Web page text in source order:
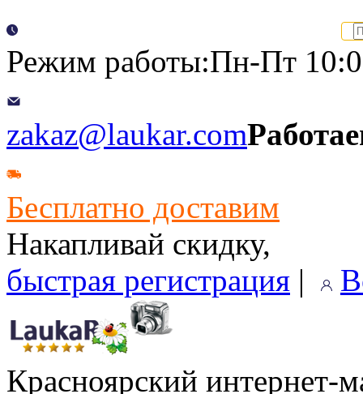
Режим работы:Пн-Пт
zakaz@laukar.com
Бесплатно доставим
Накапливай скидку,
быстрая регистрация |
Красноярский интернет-